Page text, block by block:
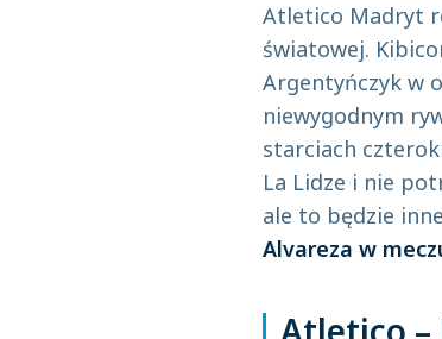
Atletico Madryt
światowej.
Argentyńczyk w
niewygodnym
starciach
La Lidze i nie
ale to będzie
Alvareza w